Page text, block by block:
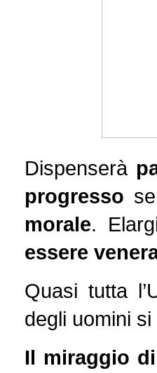
Dispenserà
progresso
morale.
essere
Quasi tutta
degli uomini
Il miraggio